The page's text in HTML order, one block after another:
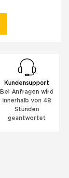
Kundensupport
Bei Anfragen wird
innerhalb von 48
Stunden
geantwortet